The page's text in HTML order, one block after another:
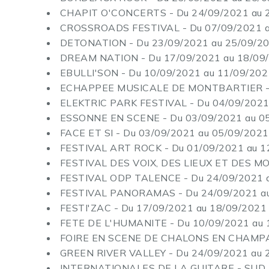
CHAPIT O'CONCERTS - Du 24/09/2021
CROSSROADS FESTIVAL - Du 07/09/
DETONATION - Du 23/09/2021 au 25/09/
DREAM NATION - Du 17/09/2021 au 18/
EBULLI'SON - Du 10/09/2021 au 11/09/
ECHAPPEE MUSICALE DE
ELEKTRIC PARK FESTIVAL - Du 04/09/
ESSONNE EN SCENE - Du 03/09/2021 au
FACE ET SI - Du 03/09/2021 au 05/09/
FESTIVAL ART ROCK - Du 01/09/2021 au
FESTIVAL DES VOIX, DES LIEUX ET DES
FESTIVAL ODP TALENCE - Du 24/09/
FESTIVAL PANORAMAS - Du 24/09/2021
FESTI'ZAC - Du 17/09/2021 au 18/09/
FETE DE L'HUMANITE - Du 10/09/2021
FOIRE EN SCENE DE CHALONS EN
GREEN RIVER VALLEY - Du 24/09/2021